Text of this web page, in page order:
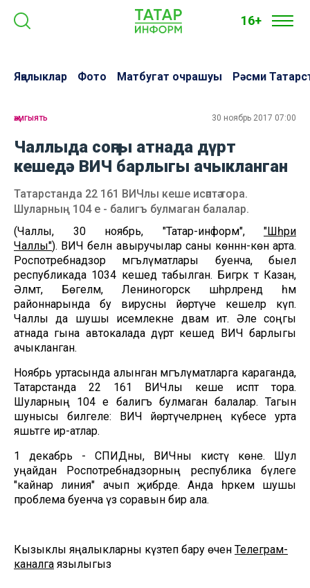
16+
Яңалыклар Фото Матбугат очрашуы Рәсми
җәмгыять 30 ноябрь 2017 07:00
Чаллыда соңгы атнада дүрт
кешедә ВИЧ барлыгы ачыкланган
Татарстанда 22 161 ВИЧлы кеше исәптә тора.
Шуларның 104 е - балигъ булмаган балалар.
(Чаллы, 30 ноябрь, "Татар-информ", "Шәһри
Чаллы"). ВИЧ белән авыручылар саны көннән-көн арта.
Роспотребнадзор мәгълүматлары буенча, быел
республикада 1034 кешедә табылган. Бигрәк тә Казан,
Әлмәт, Бөгелмә, Лениногорск шәһәрләрендә һәм
районнарында бу вирусны йөртүче кешеләр күп.
Чаллы да шушы исемлекне дәвам итә. Әле соңгы
атнада гына автокалада дүрт кешедә ВИЧ барлыгы
ачыкланган.
Ноябрь уртасында алынган мәгълүматларга караганда,
Татарстанда 22 161 ВИЧлы кеше исәптә тора.
Шуларның 104 е балигъ булмаган балалар. Тагын
шунысы билгеле: ВИЧ йөртүчеләрнең күбесе урта
яшьтәге ир-атлар.
1 декабрь - СПИДны, ВИЧны кисәтү көне. Шул
уңайдан Роспотребнадзорның республика бүлеге
"кайнар линия" ачып җибәрде. Анда һәркем шушы
проблема буенча үз соравын бирә ала.
Кызыклы яңалыкларны күзәтеп бару өчен Телеграм-
каналга язылыгыз